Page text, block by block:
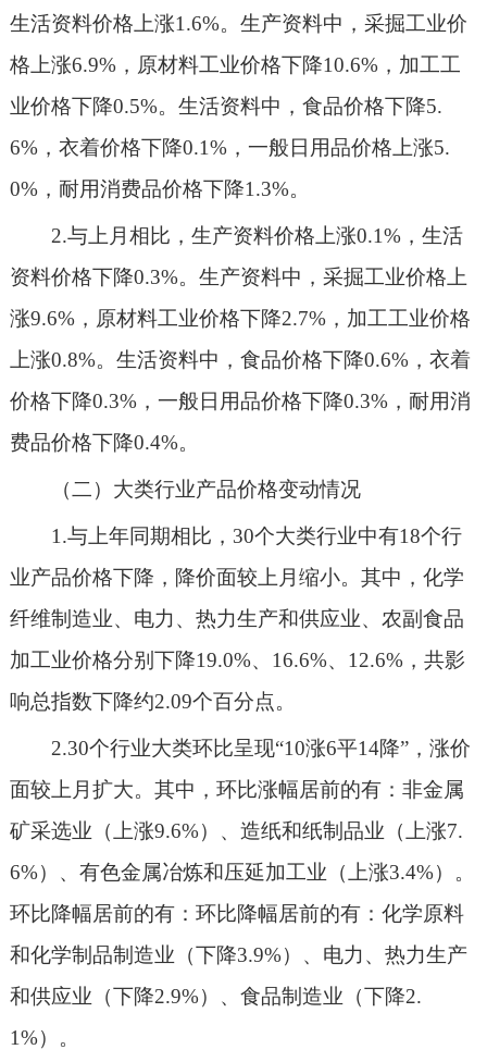
生活资料价格 上涨1.6%。生产资料中，采掘工业价
格 上涨6.9%，原材料工业价格下降10.6%，加工工
业价格下降0.5%。生活资料中，食品价格下降5.
6%，衣着价格下降0.1%，一般日用品价格 上涨5.
0%，耐用消费品价格下降1.3%。
2.与上月相比 ，生产资料价格 上涨0.1%，生活
资料价格下降0.3%。 生产资料中 ，采掘工业价格 上
涨9.6%，原材料工业价格下降2.7%，加工工业价格
上涨0.8%。生活资料中 ，食品价格下降0.6%，衣着
价格下降0.3%， 一般日用品价格下降0.3%， 耐用消
费品价格下降0.4%。
（二）大类行业产品价格变动情况
1.与上年同期相比，30个大类行业中有18个行
业产品价格下降 ， 降价面较上月缩小。其中， 化学
纤维制造业、电力、热力生产和供应业、农副食品
加工业价格分别 下降19.0%、16.6%、 12.6%，共影
响总指数下降约2.09个百分点。
2.30个行业大类环比呈现“10涨6平14降”，涨价
面较上月扩大。其中，环比涨幅居前的有：非金属
矿采选业（上涨9.6%）、造纸和纸制品业（上涨7.
6%）、有色金属冶炼和压延加工业（上涨3.4%）。
环比降幅居前的有：环比降幅居前的有：化学原料
和化学制品制造业（下降3.9%）、电力、热力生产
和供应业（下降2.9%）、食品制造业（下降2.
1%）。